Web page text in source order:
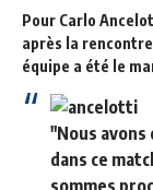
Pour Carlo
après la
équipe a été le
"Nous avons
dans ce